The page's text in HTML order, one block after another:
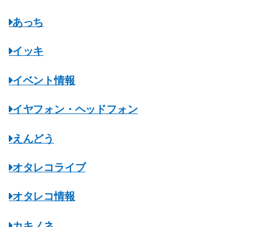
あっち
イッキ
イベント情報
イヤフォン・ヘッドフォン
えんどう
オタレコライブ
オタレコ情報